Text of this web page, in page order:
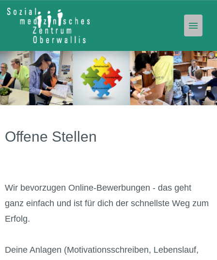
Offene Stellen
Unser Angebot
Offene Stellen
Wir bevorzugen Online-Bewerbungen - das geht
ganz einfach und ist für dich der schnellste Weg zum
Erfolg.
Deine Anlagen (Motivationsschreiben, Lebenslauf,